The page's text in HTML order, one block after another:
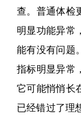
查。普通体检
明显功能异常
能有没有问题
指标明显异常
它可能悄悄长
已经错过了理